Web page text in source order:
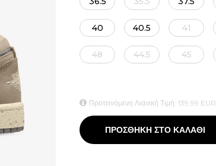
40 40.5 41
48 44.5 45
Προτεινόμενη Λιανική Τιμή: 139,99 EUR
ΠΡΟΣΘΗΚΗ ΣΤΟ ΚΑΛΑΘΙ